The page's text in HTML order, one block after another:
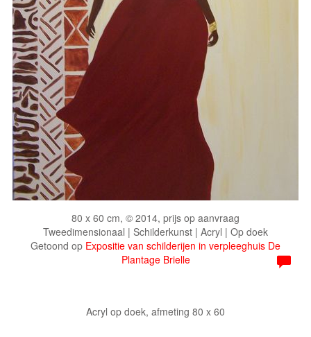
80 x 60 cm, © 2014, prijs op aanvraag
Tweedimensionaal | Schilderkunst | Acryl | Op doek
Getoond op Expositie van schilderijen in verpleeghuis De
Plantage Brielle
Acryl op doek, afmeting 80 x 60